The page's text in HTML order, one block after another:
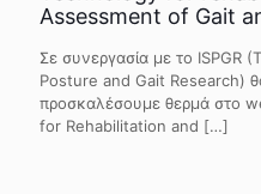
Assessment of Gait
Σε συνεργασία με το ISPGR
Posture and Gait Research)
προσκαλέσουμε θερμά στο
for Rehabilitation and […]